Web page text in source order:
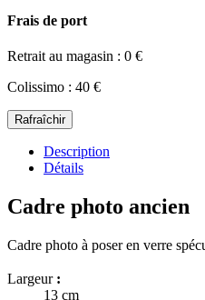
Frais de port
Retrait au magasin : 0 €
Colissimo : 40 €
Description
Détails
Cadre photo ancien
Cadre photo à poser en verre
Largeur :
13 cm